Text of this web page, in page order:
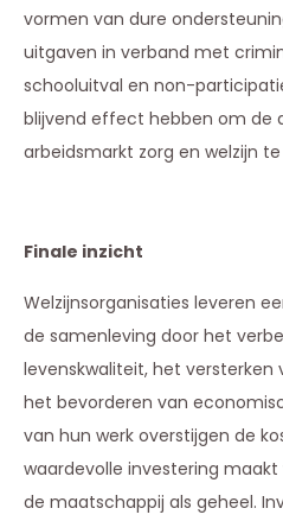
vormen van dure
uitgaven in verband met
schooluitval en non-
blijvend effect hebben om de
arbeidsmarkt zorg en welzijn
Finale inzicht
Welzijnsorganisaties leveren
de samenleving door het
levenskwaliteit, het
het bevorderen van
van hun werk overstijgen de
waardevolle investering maakt
de maatschappij als geheel.